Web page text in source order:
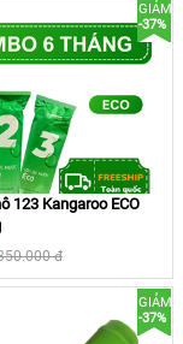
đất, rỉ sét có kích
(Điều kiện
thuốc trừ sâu,
GIẢM
-37%
123 Kangaroo ECO
đ
GIẢM
-37%